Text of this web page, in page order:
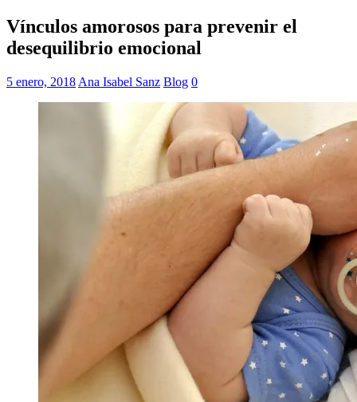
Vínculos amorosos para prevenir el
desequilibrio emocional
5 enero, 2018 Ana Isabel Sanz Blog 0